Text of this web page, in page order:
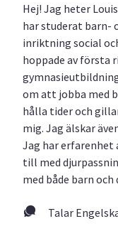
Hej! Jag heter
har studerat barn-
inriktning social
hoppade av första
om att jobba med
hålla tider och
mig. Jag älskar
Jag har erfarenhet
till med
med både barn och
Talar